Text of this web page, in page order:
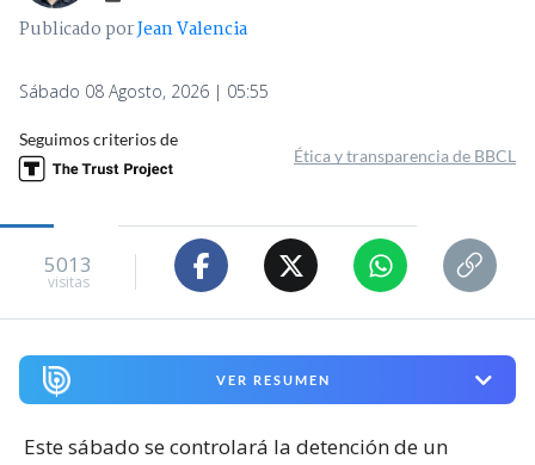
Publicado porJean Valencia
Sábado 08 Agosto, 2026 | 05:55
Seguimos criterios de
Ética y transparencia de BBCL
5013
visitas
VER RESUMEN
Este sábado se controlará la detención de un